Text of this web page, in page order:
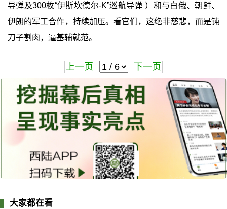
导弹及300枚“伊斯坎德尔-K”巡航导弹 ）和与白俄、朝鲜、
伊朗的军工合作，持续加压。看官们，这绝非慈悲，而是钝
刀子割肉，逼基辅就范。
上一页 下一页
大家都在看